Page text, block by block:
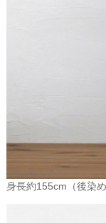
しており、母から娘
ベラルーシ、そして
の一大産地です。そ
ーで作られる量に匹
さんでお向かいがス
んのリネンが輸出さ
リネンの魅力
コットンのように、
見されてからも、リ
りとしてやわらかい
吸水性・速乾性にす
身長約155cm（後染